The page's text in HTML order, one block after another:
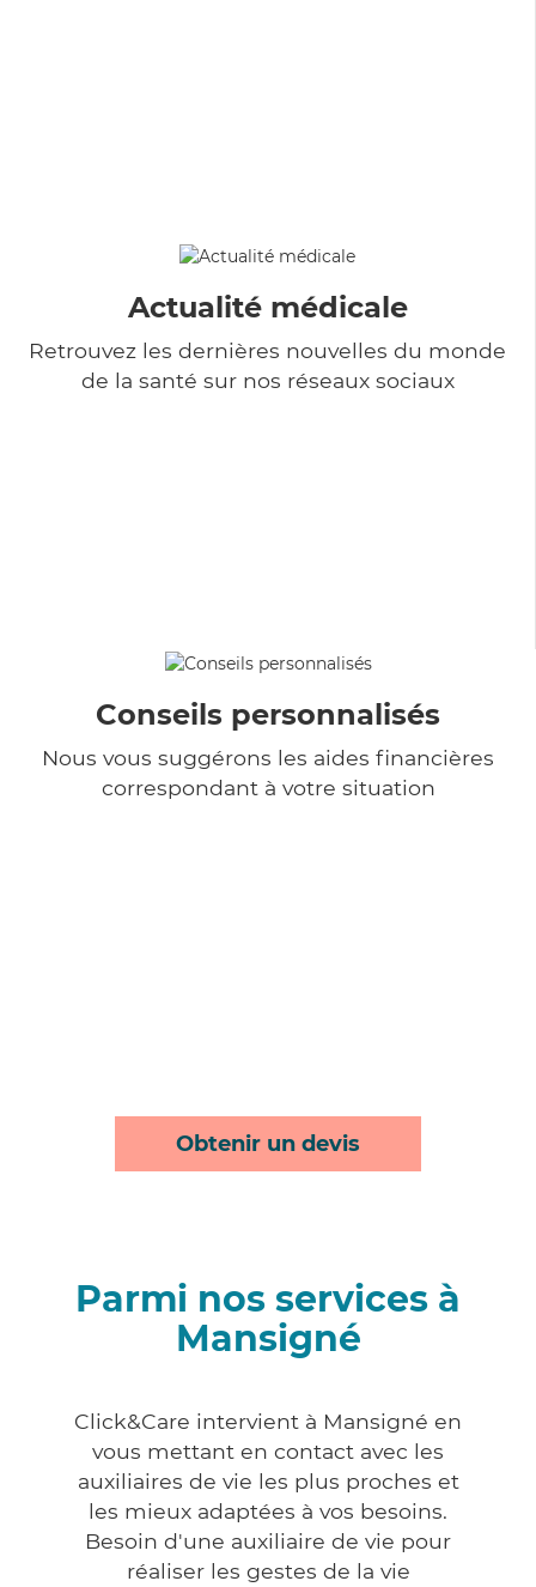
Actualité médicale
Retrouvez les dernières nouvelles du monde
de la santé sur nos réseaux sociaux
Conseils personnalisés
Nous vous suggérons les aides financières
correspondant à votre situation
Obtenir un devis
Parmi nos services à
Mansigné
Click&Care intervient à Mansigné en
vous mettant en contact avec les
auxiliaires de vie les plus proches et
les mieux adaptées à vos besoins.
Besoin d'une auxiliaire de vie pour
réaliser les gestes de la vie